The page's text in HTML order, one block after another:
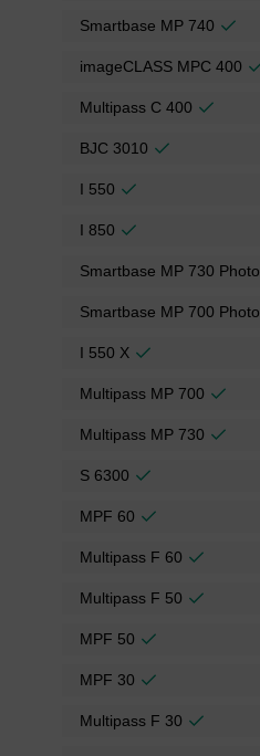
Smartbase MP 740
imageCLASS MPC 400
Multipass C 400
BJC 3010
I 550
I 850
Smartbase MP 730 Photo
Smartbase MP 700 Photo
I 550 X
Multipass MP 700
Multipass MP 730
S 6300
MPF 60
Multipass F 60
Multipass F 50
MPF 50
MPF 30
Multipass F 30